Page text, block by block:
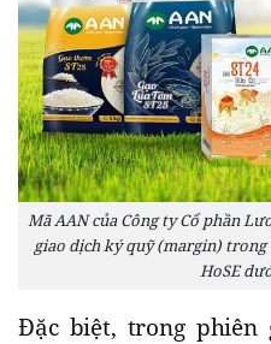
Mã AAN của Công ty Cổ phần
giao dịch ký quỹ (margin)
HoSE
Đặc biệt, trong phiên